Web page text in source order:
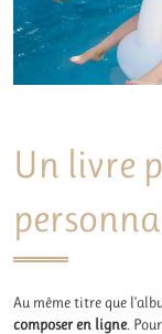
Un livre
Au même titre que
composer en ligne.